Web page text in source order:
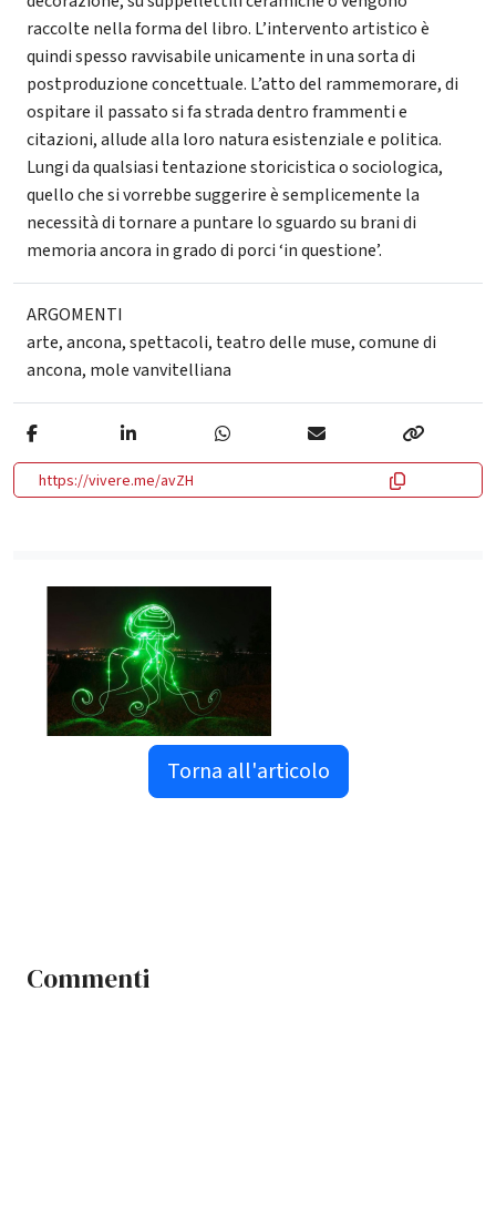
raccolte nella forma del libro. L’intervento artistico è
quindi spesso ravvisabile unicamente in una sorta di
postproduzione concettuale. L’atto del rammemorare, di
ospitare il passato si fa strada dentro frammenti e
citazioni, allude alla loro natura esistenziale e politica.
Lungi da qualsiasi tentazione storicistica o sociologica,
quello che si vorrebbe suggerire è semplicemente la
necessità di tornare a puntare lo sguardo su brani di
memoria ancora in grado di porci ‘in questione’.
ARGOMENTI
arte,ancona,spettacoli, teatro delle muse,comune di
ancona, mole vanvitelliana
https://vivere.me/avZH
Torna all'articolo
Commenti